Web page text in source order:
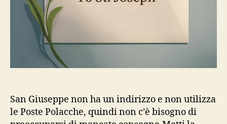
San Giuseppe non ha un indirizzo e non utilizza
le Poste Polacche, quindi non c’è bisogno di